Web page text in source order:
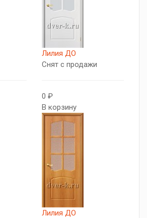
Лилия ДО
Снят с продажи
0 ₽
В корзину
Лилия ДО